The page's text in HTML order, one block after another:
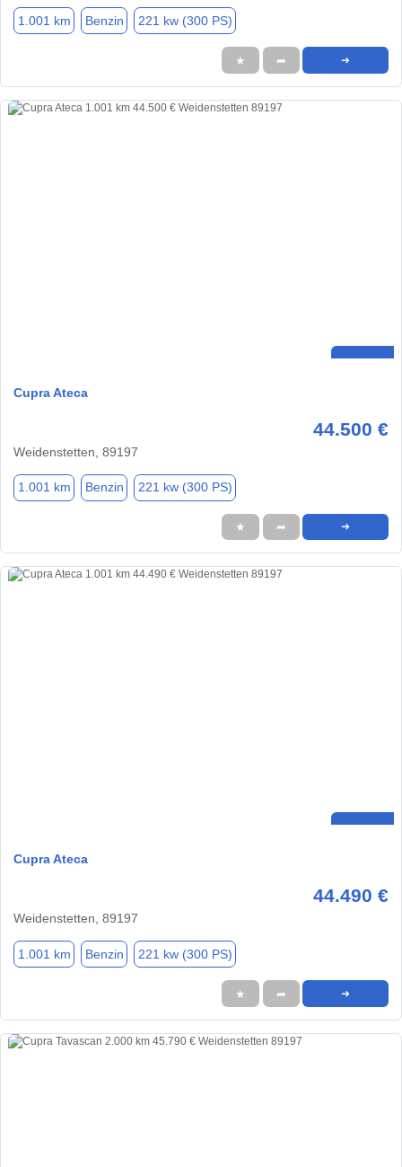
1.001 km Benzin 221 kw (300 PS)
★ ➦ ➜
Cupra Ateca
44.500 €
Weidenstetten, 89197
1.001 km Benzin 221 kw (300 PS)
★ ➦ ➜
Cupra Ateca
44.490 €
Weidenstetten, 89197
1.001 km Benzin 221 kw (300 PS)
★ ➦ ➜